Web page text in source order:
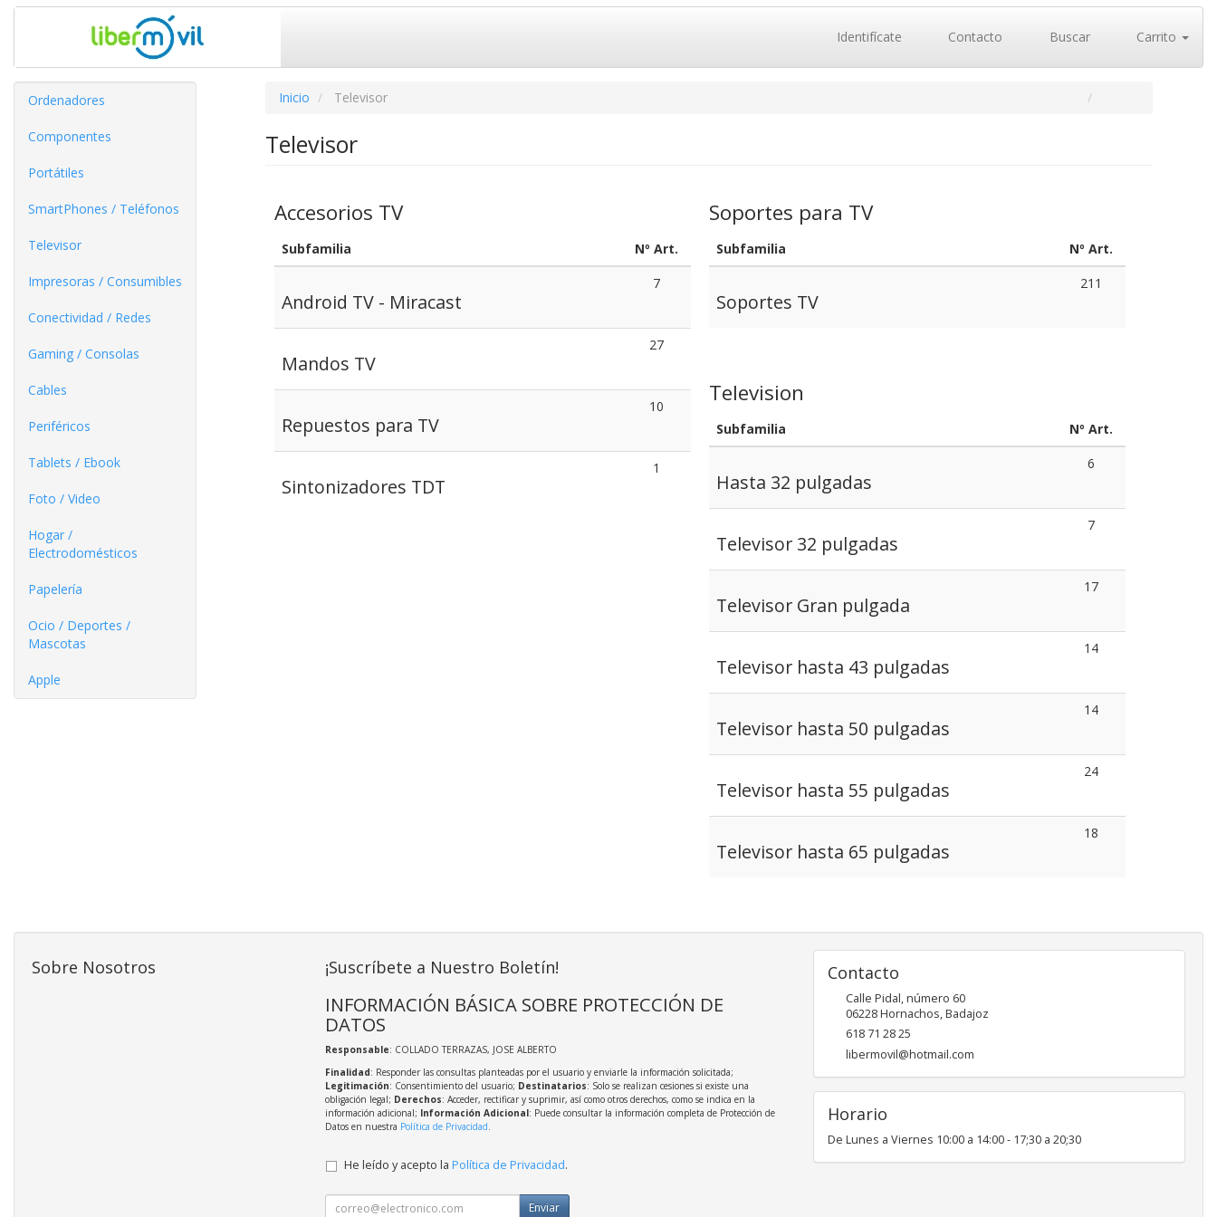
Identifícate Contacto Buscar Carrito
Ordenadores
Componentes
Portátiles
SmartPhones / Teléfonos
Televisor
Impresoras / Consumibles
Conectividad / Redes
Gaming / Consolas
Cables
Periféricos
Tablets / Ebook
Foto / Video
Hogar /
Electrodomésticos
Papelería
Ocio / Deportes /
Mascotas
Apple
Inicio Televisor
Televisor
Accesorios TV
Subfamilia Nº Art.
Android TV - Miracast
7
Mandos TV
27
Repuestos para TV
10
Sintonizadores TDT
1
Soportes para TV
Subfamilia Nº Art.
Soportes TV
211
Television
Subfamilia Nº Art.
Hasta 32 pulgadas
6
Televisor 32 pulgadas
7
Televisor Gran pulgada
17
Televisor hasta 43 pulgadas
14
Televisor hasta 50 pulgadas
14
Televisor hasta 55 pulgadas
24
Televisor hasta 65 pulgadas
18
Sobre Nosotros ¡Suscríbete a Nuestro Boletín!
INFORMACIÓN BÁSICA SOBRE PROTECCIÓN DE
DATOS
Responsable: COLLADO TERRAZAS, JOSE ALBERTO
Finalidad: Responder las consultas planteadas por el usuario y enviarle la información solicitada;
Legitimación: Consentimiento del usuario; Destinatarios: Solo se realizan cesiones si existe una
obligación legal; Derechos: Acceder, rectificar y suprimir, así como otros derechos, como se indica en la
información adicional; Información Adicional: Puede consultar la información completa de Protección de
Datos en nuestra Política de Privacidad.
He leído y acepto la Política de Privacidad.
Enviar
Contacto
Calle Pidal, número 60
06228Hornachos,Badajoz
618 71 28 25
libermovil@hotmail.com
Horario
De Lunes a Viernes 10:00 a 14:00 - 17;30 a 20;30